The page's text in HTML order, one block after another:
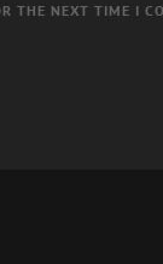
THE NEXT TIME I